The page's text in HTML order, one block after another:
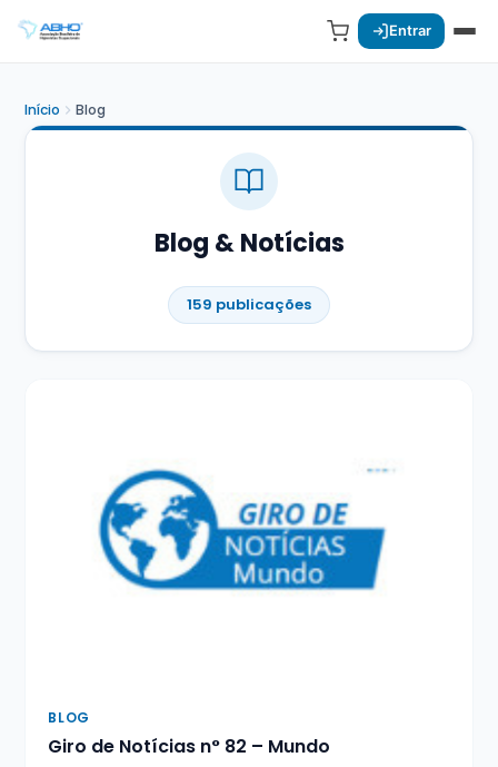
Entrar
Início Blog
Blog & Notícias
159 publicações
BLOG
Giro de Notícias n° 82 – Mundo